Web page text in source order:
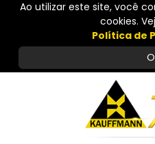
Ao utilizar este site, você
cookies.
Política de